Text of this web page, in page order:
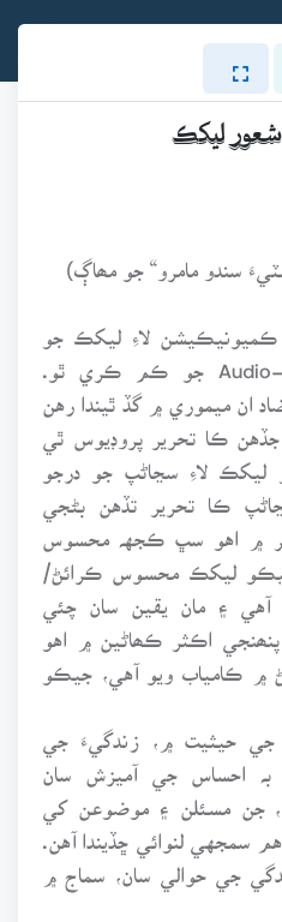
ليکڪ
سندو مامرو“ جو مھاڳ)
لاءِ ليکڪ جو
ذهن، Audio- Visual Memory جو ڪم ڪري ٿو.
ان ميموري ۾ گڏ ٿيندا رهن
جڏهن ڪا تحرير پروڊيوس ٿي
ليکڪ لاءِ سڃاڻپ جو درجو
ڪا تحرير تڏهن بڻجي
۾ اهو سڀ ڪجهہ محسوس
ليکڪ محسوس ڪرائڻ/
آهي ۽ مان يقين سان چئي
اڪثر ڪھاڻين ۾ اهو
ڪامياب ويو آهي، جيڪو
حيثيت ۾، زندگيءَ جي
بہ احساس جي آميزش سان
جن مسئلن ۽ موضوعن کي
سمجهي لنوائي ڇڏيندا آهن.
جي حوالي سان، سماج ۾